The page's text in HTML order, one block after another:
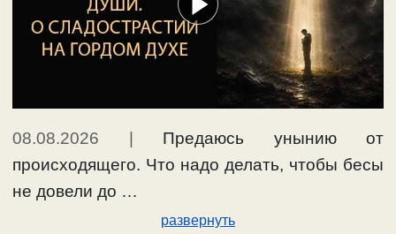
08.08.2026 | Предаюсь унынию от
происходящего. Что надо делать, чтобы бесы
не довели до …
развернуть